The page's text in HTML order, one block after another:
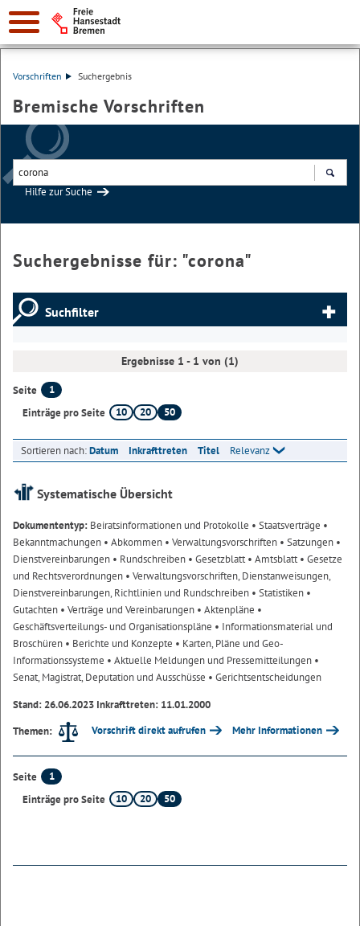
Vorschriften Suchergebnis
Bremische Vorschriften
Hilfe zur Suche
Suchergebnisse für: "corona"
Suchfilter
Ergebnisse 1 - 1 von (1)
Seite
1
Einträge pro Seite
10 20 50
Sortieren nach:Datum Inkrafttreten Titel Relevanz
Systematische Übersicht
Dokumententyp: Beiratsinformationen und Protokolle • Staatsverträge •
Bekanntmachungen • Abkommen • Verwaltungsvorschriften • Satzungen •
Dienstvereinbarungen • Rundschreiben • Gesetzblatt• Amtsblatt• Gesetze
und Rechtsverordnungen • Verwaltungsvorschriften, Dienstanweisungen,
Dienstvereinbarungen, Richtlinien und Rundschreiben • Statistiken •
Gutachten • Verträge und Vereinbarungen • Aktenpläne •
Geschäftsverteilungs- und Organisationspläne • Informationsmaterial und
Broschüren • Berichte und Konzepte • Karten, Pläne und Geo-
Informationssysteme • Aktuelle Meldungen und Pressemitteilungen •
Senat, Magistrat, Deputation und Ausschüsse • Gerichtsentscheidungen
Stand: 26.06.2023 Inkrafttreten: 11.01.2000
Themen:
Vorschrift direkt aufrufen Mehr Informationen
Seite
1
Einträge pro Seite
10 20 50